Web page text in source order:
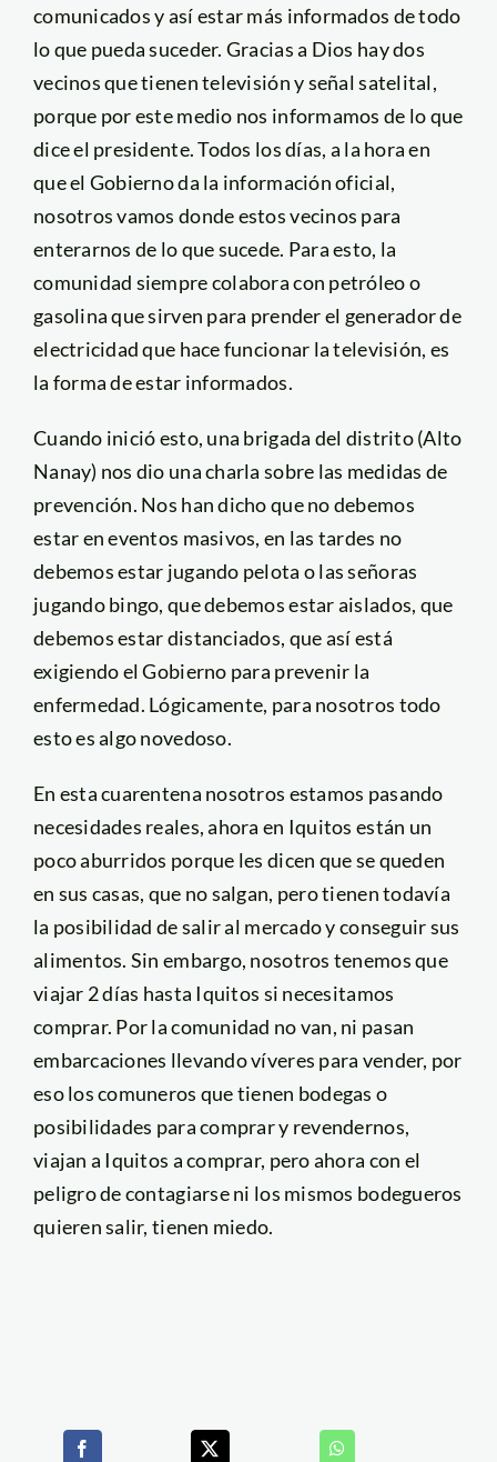
comunicados y así estar más informados de todo
lo que pueda suceder. Gracias a Dios hay dos
vecinos que tienen televisión y señal satelital,
porque por este medio nos informamos de lo que
dice el presidente. Todos los días, a la hora en
que el Gobierno da la información oficial,
nosotros vamos donde estos vecinos para
enterarnos de lo que sucede. Para esto, la
comunidad siempre colabora con petróleo o
gasolina que sirven para prender el generador de
electricidad que hace funcionar la televisión, es
la forma de estar informados.
Cuando inició esto, una brigada del distrito (Alto
Nanay) nos dio una charla sobre las medidas de
prevención. Nos han dicho que no debemos
estar en eventos masivos, en las tardes no
debemos estar jugando pelota o las señoras
jugando bingo, que debemos estar aislados, que
debemos estar distanciados, que así está
exigiendo el Gobierno para prevenir la
enfermedad. Lógicamente, para nosotros todo
esto es algo novedoso.
En esta cuarentena nosotros estamos pasando
necesidades reales, ahora en Iquitos están un
poco aburridos porque les dicen que se queden
en sus casas, que no salgan, pero tienen todavía
la posibilidad de salir al mercado y conseguir sus
alimentos. Sin embargo, nosotros tenemos que
viajar 2 días hasta Iquitos si necesitamos
comprar. Por la comunidad no van, ni pasan
embarcaciones llevando víveres para vender, por
eso los comuneros que tienen bodegas o
posibilidades para comprar y revendernos,
viajan a Iquitos a comprar, pero ahora con el
peligro de contagiarse ni los mismos bodegueros
quieren salir, tienen miedo.